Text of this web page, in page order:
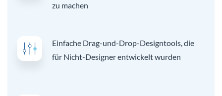
zu machen
Einfache Drag-und-Drop-Designtools, die
für Nicht-Designer entwickelt wurden